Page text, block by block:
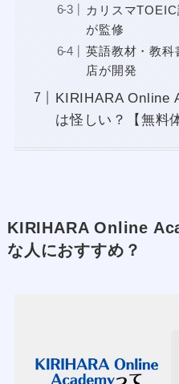
カリスマ
が監修
英語教材・教科
店が開発
KIRIHARA Online
は怪しい？【無料
KIRIHARA Online
な人におすすめ？